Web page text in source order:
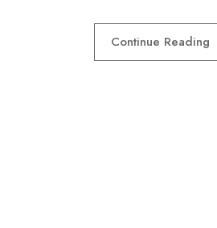
Continue Reading